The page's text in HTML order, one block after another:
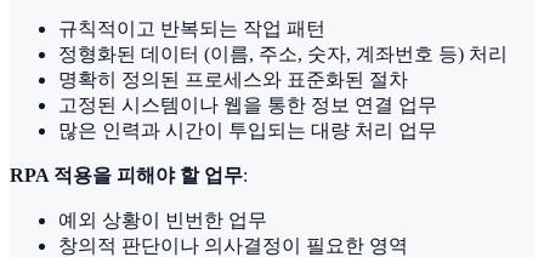
규칙적이고 반복되는 작업 패턴
정형화된 데이터 (이름, 주소, 숫자, 계좌번호 등) 처리
명확히 정의된 프로세스와 표준화된 절차
고정된 시스템이나 웹을 통한 정보 연결 업무
많은 인력과 시간이 투입되는 대량 처리 업무
RPA 적용을 피해야 할 업무:
예외 상황이 빈번한 업무
창의적 판단이나 의사결정이 필요한 영역